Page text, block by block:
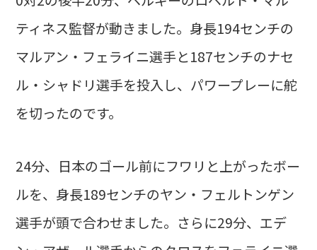
ティネス監督が動きました。身長194センチの
マルアン・フェライニ選手と187センチのナセ
ル・シャドリ選手を投入し、パワープレーに舵
を切ったのです。
24分、日本のゴール前にフワリと上がったボー
ルを、身長189センチのヤン・フェルトンゲン
選手が頭で合わせました。さらに29分、エデ